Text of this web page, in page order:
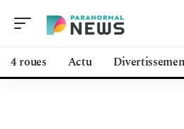
4 roues Actu